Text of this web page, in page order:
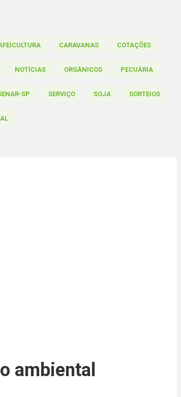
CARAVANAS COTAÇÕES
NOTÍCIAS ORGÂNICOS PECUÁRIA
SP SERVIÇO SOJA SORTEIOS
ambiental